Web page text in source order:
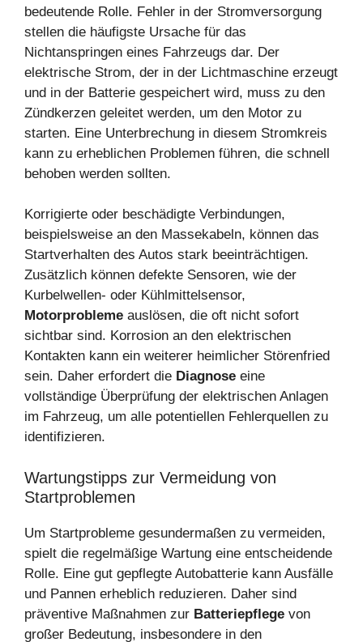
bedeutende Rolle. Fehler in der Stromversorgung
stellen die häufigste Ursache für das
Nichtanspringen eines Fahrzeugs dar. Der
elektrische Strom, der in der Lichtmaschine erzeugt
und in der Batterie gespeichert wird, muss zu den
Zündkerzen geleitet werden, um den Motor zu
starten. Eine Unterbrechung in diesem Stromkreis
kann zu erheblichen Problemen führen, die schnell
behoben werden sollten.
Korrigierte oder beschädigte Verbindungen,
beispielsweise an den Massekabeln, können das
Startverhalten des Autos stark beeinträchtigen.
Zusätzlich können defekte Sensoren, wie der
Kurbelwellen- oder Kühlmittelsensor,
Motorprobleme auslösen, die oft nicht sofort
sichtbar sind. Korrosion an den elektrischen
Kontakten kann ein weiterer heimlicher Störenfried
sein. Daher erfordert die Diagnose eine
vollständige Überprüfung der elektrischen Anlagen
im Fahrzeug, um alle potentiellen Fehlerquellen zu
identifizieren.
Wartungstipps zur Vermeidung von
Startproblemen
Um Startprobleme gesundermaßen zu vermeiden,
spielt die regelmäßige Wartung eine entscheidende
Rolle. Eine gut gepflegte Autobatterie kann Ausfälle
und Pannen erheblich reduzieren. Daher sind
präventive Maßnahmen zur Batteriepflege von
großer Bedeutung, insbesondere in den